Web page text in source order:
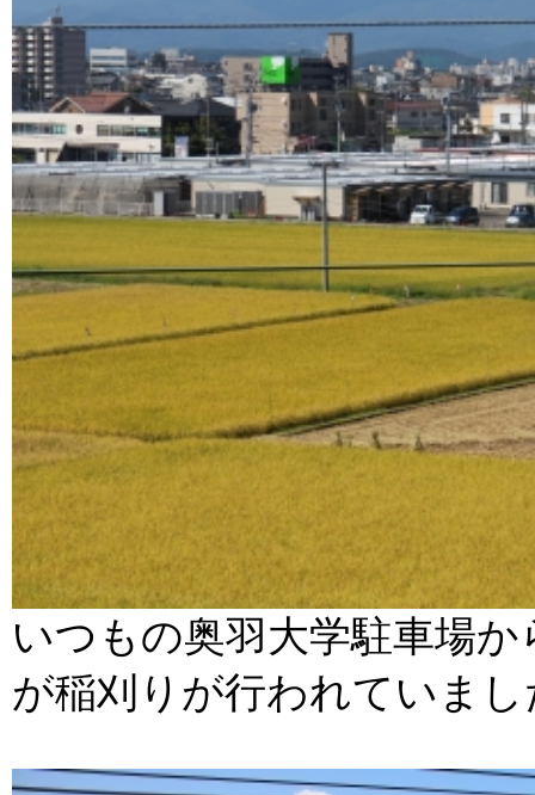
いつもの奥羽大学駐車場
が稲刈りが行われていまし